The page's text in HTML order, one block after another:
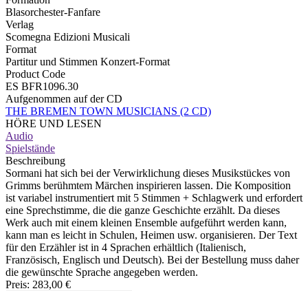
Blasorchester-Fanfare
Verlag
Scomegna Edizioni Musicali
Format
Partitur und Stimmen Konzert-Format
Product Code
ES BFR1096.30
Aufgenommen auf der CD
THE BREMEN TOWN MUSICIANS (2 CD)
HÖRE UND LESEN
Audio
Spielstände
Beschreibung
Sormani hat sich bei der Verwirklichung dieses Musikstückes von
Grimms berühmtem Märchen inspirieren lassen. Die Komposition
ist variabel instrumentiert mit 5 Stimmen + Schlagwerk und erfordert
eine Sprechstimme, die die ganze Geschichte erzählt. Da dieses
Werk auch mit einem kleinen Ensemble aufgeführt werden kann,
kann man es leicht in Schulen, Heimen usw. organisieren. Der Text
für den Erzähler ist in 4 Sprachen erhältlich (Italienisch,
Französisch, Englisch und Deutsch). Bei der Bestellung muss daher
die gewünschte Sprache angegeben werden.
Preis: 283,00 €